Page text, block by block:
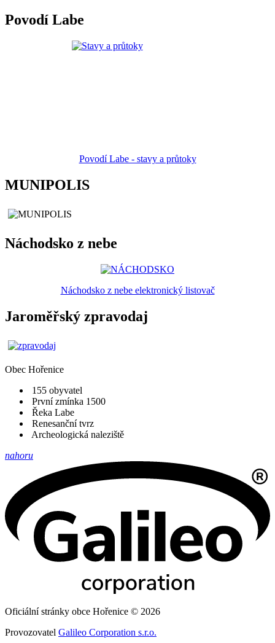
Povodí Labe
Povodí Labe - stavy a průtoky
MUNIPOLIS
Náchodsko z nebe
Náchodsko z nebe elektronický listovač
Jaroměřský zpravodaj
Obec Hořenice
155 obyvatel
První zmínka 1500
Řeka Labe
Renesanční tvrz
Archeologická naleziště
nahoru
Oficiální stránky obce Hořenice © 2026
Provozovatel Galileo Corporation s.r.o.